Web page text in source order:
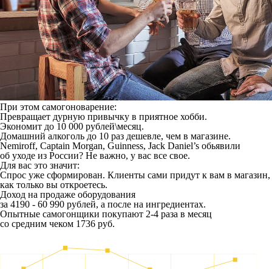
При этом самогоноварение:
Превращает дурную привычку в приятное хобби.
Экономит до 10 000 рублей\месяц.
Домашний алкоголь до 10 раз дешевле, чем в магазине.
Nemiroff, Captain Morgan, Guinness, Jack Daniel’s обьявили
об уходе из России? Не важно, у вас все свое.
Для вас это значит:
Спрос уже сформирован. Клиенты сами придут к вам в магазин,
как только вы откроетесь.
Доход на продаже оборудования
за 4190 - 60 990 рублей, а после на ингредиентах.
Опытные самогонщики покупают 2-4 раза в месяц
со средним чеком 1736 руб.